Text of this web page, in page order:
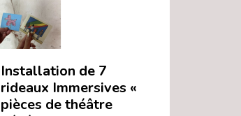
Installation de 7
rideaux Immersives «
pièces de théâtre